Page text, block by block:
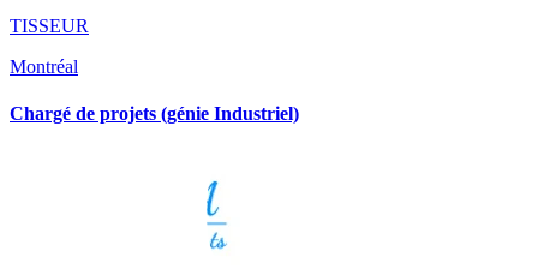
TISSEUR
Montréal
Chargé de projets (génie Industriel)